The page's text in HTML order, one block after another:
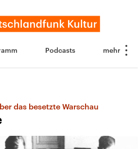
Podcasts
das besetzte Warschau